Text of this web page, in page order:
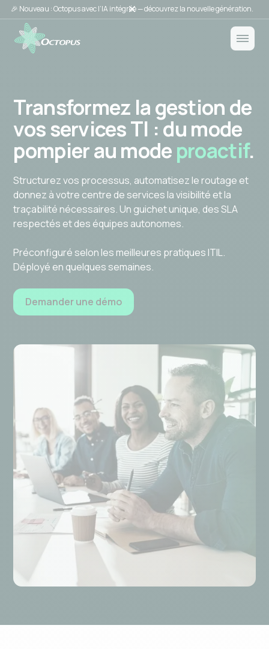
🎉 Nouveau : Octopus avec l’IA intégrée — découvrez la nouvelle génération.
Transformez la gestion de
vos services TI : du mode
pompier au modeproactif.
Structurez vos processus, automatisez le routage et
donnez à votre centre de services la visibilité et la
traçabilité nécessaires. Un guichet unique, des SLA
respectés et des équipes autonomes.
Préconfiguré selon les meilleures pratiques ITIL.
Déployé en quelques semaines.
Demander une démo